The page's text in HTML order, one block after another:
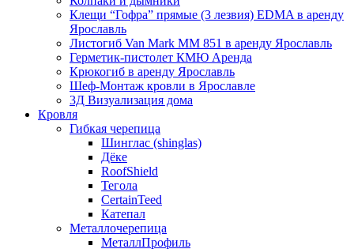
Клещи “Гофра” прямые (3 лезвия) EDMA в аренду
Ярославль
Листогиб Van Mark MM 851 в аренду Ярославль
Герметик-пистолет КМЮ Аренда
Крюкогиб в аренду Ярославль
Шеф-Монтаж кровли в Ярославле
3Д Визуализация дома
Кровля
Гибкая черепица
Шинглас (shinglas)
Дёке
RoofShield
Тегола
CertainTeed
Катепал
Металлочерепица
МеталлПрофиль